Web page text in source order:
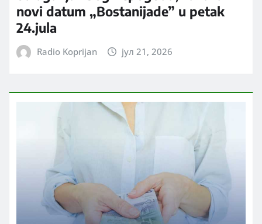
novi datum „Bostanijade” u petak
24.jula
Radio Koprijan јул 21, 2026